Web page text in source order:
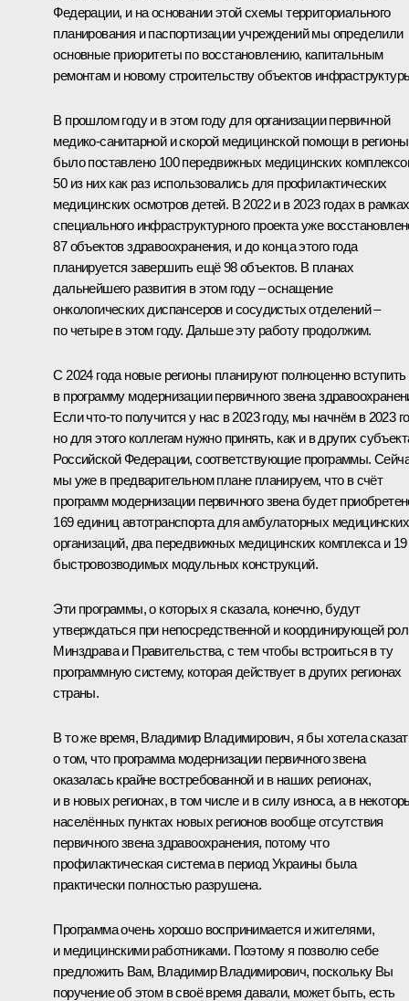
Федерации, и на основании этой схемы территориального
планирования и паспортизации учреждений мы определили
основные приоритеты по восстановлению, капитальным
ремонтам и новому строительству объектов
В прошлом году и в этом году для организации первичной
медико-санитарной и скорой медицинской помощи в регионы
было поставлено 100 передвижных медицинских
50 из них как раз использовались для профилактических
медицинских осмотров детей. В 2022 и в 2023 годах в рамках
специального инфраструктурного проекта уже
87 объектов здравоохранения, и до конца этого года
планируется завершить ещё 98 объектов. В планах
дальнейшего развития в этом году – оснащение
онкологических диспансеров и сосудистых отделений –
по четыре в этом году. Дальше эту работу продолжим.
С 2024 года новые регионы планируют полноценно вступить
в программу модернизации первичного звена
Если что-то получится у нас в 2023 году, мы начнём в 2023
но для этого коллегам нужно принять, как и в других
Российской Федерации, соответствующие программы.
мы уже в предварительном плане планируем, что в счёт
программ модернизации первичного звена будет
169 единиц автотранспорта для амбулаторных медицинских
организаций, два передвижных медицинских комплекса и 19
быстровозводимых модульных конструкций.
Эти программы, о которых я сказала, конечно, будут
утверждаться при непосредственной и координирующей
Минздрава и Правительства, с тем чтобы встроиться в ту
программную систему, которая действует в других регионах
страны.
В то же время, Владимир Владимирович, я бы хотела
о том, что программа модернизации первичного звена
оказалась крайне востребованной и в наших регионах,
и в новых регионах, в том числе и в силу износа, а в
населённых пунктах новых регионов вообще отсутствия
первичного звена здравоохранения, потому что
профилактическая система в период Украины была
практически полностью разрушена.
Программа очень хорошо воспринимается и жителями,
и медицинскими работниками. Поэтому я позволю себе
предложить Вам, Владимир Владимирович, поскольку Вы
поручение об этом в своё время давали, может быть, есть